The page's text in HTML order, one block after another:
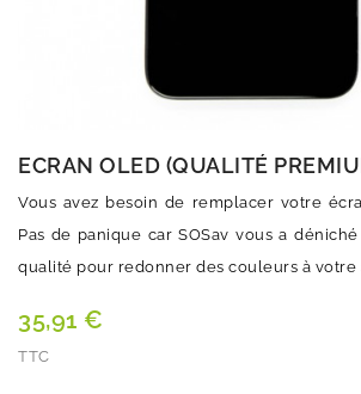
ECRAN OLED (QUALITÉ
Vous avez besoin de remplacer votre
Pas de panique car SOSav vous a
qualité pour redonner des couleurs à votre
35,91 €
TTC